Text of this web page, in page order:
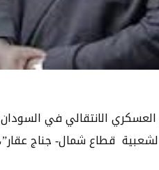
الانتقالي في السودان
قطاع شمال- جناج عقار”،